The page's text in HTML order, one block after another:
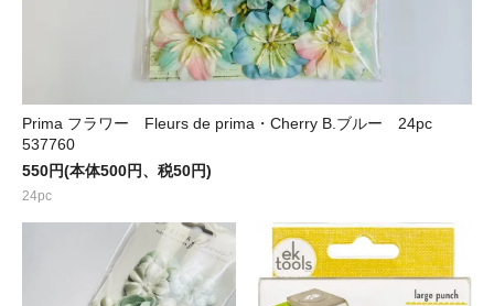
Prima フラワー Fleurs de prima・Cherry B.ブルー 24pc
537760
550円(本体500円、税50円)
24pc